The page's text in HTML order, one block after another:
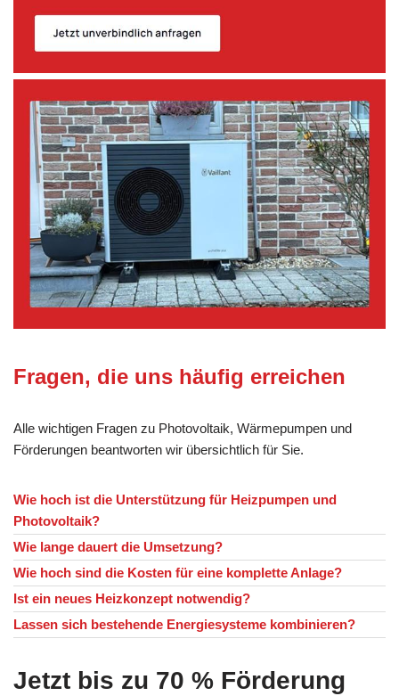
Fragen, die uns häufig erreichen
Alle wichtigen Fragen zu Photovoltaik, Wärmepumpen und
Förderungen beantworten wir übersichtlich für Sie.
Wie hoch ist die Unterstützung für Heizpumpen und
Photovoltaik?
Wie lange dauert die Umsetzung?
Wie hoch sind die Kosten für eine komplette Anlage?
Ist ein neues Heizkonzept notwendig?
Lassen sich bestehende Energiesysteme kombinieren?
Jetzt bis zu 70 % Förderung